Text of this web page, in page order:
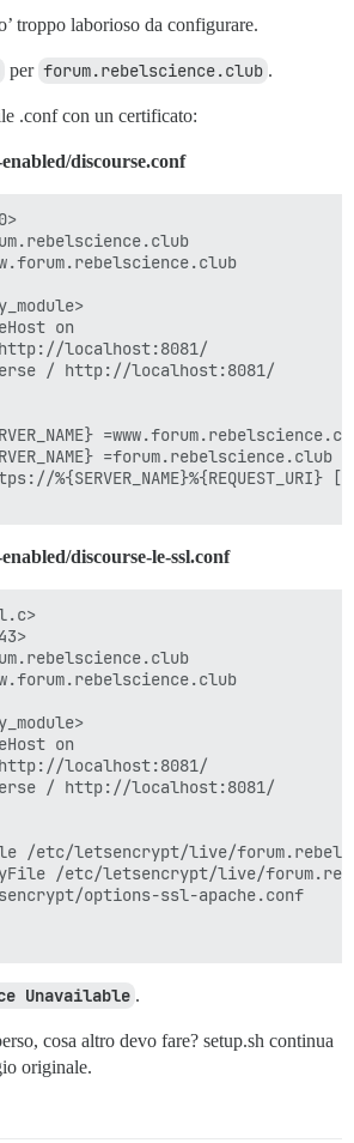
troppo laborioso da configurare.
per forum.rebelscience.club .
.conf con un certificato:
discourse.conf
on
localhost:8081/
/ http://localhost:8081/
=forum.rebelscience.club
%{SERVER_NAME}%{REQUEST_URI}
discourse-le-ssl.conf
on
localhost:8081/
/ http://localhost:8081/
/etc/letsencrypt/live/
/etc/letsencrypt/live/
options-ssl-apache.conf
Unavailable .
cosa altro devo fare? setup.sh continua
originale.